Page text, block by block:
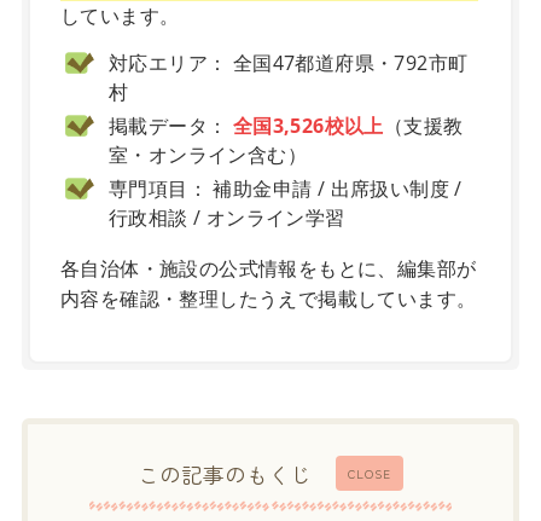
しています。
対応エリア： 全国47都道府県・792市町
村
掲載データ： 全国3,526校以上 （支援教
室・オンライン含む）
専門項目： 補助金申請 / 出席扱い制度 /
行政相談 / オンライン学習
各自治体・施設の公式情報をもとに、編集部が
内容を確認・整理したうえで掲載しています。
CLOSE
この記事のもくじ